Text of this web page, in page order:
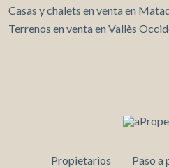
Casas y chalets en venta en
Terrenos en venta en Vallès
Propietarios Paso a